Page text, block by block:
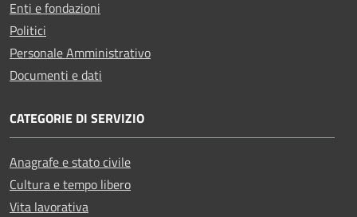
Enti e fondazioni
Politici
Personale Amministrativo
Documenti e dati
CATEGORIE DI SERVIZIO
Anagrafe e stato civile
Cultura e tempo libero
Vita lavorativa